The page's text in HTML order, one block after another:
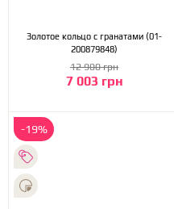
Золотое кольцо с гранатами (01-
200879848)
7 003 грн
12 900 грн
-19%